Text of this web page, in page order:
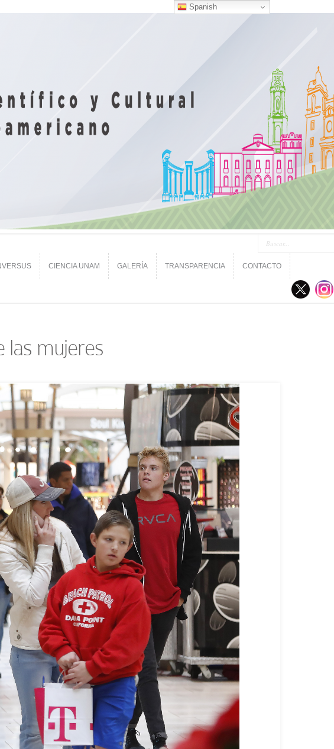
CIENCIA UNAM GALERÍA TRANSPARENCIA CONTACTO
las mujeres
Spanish